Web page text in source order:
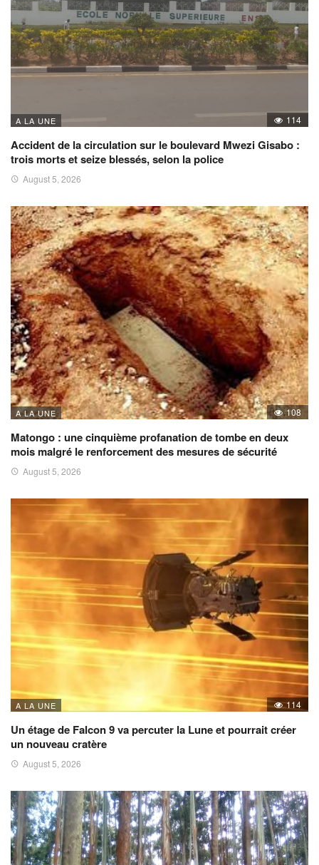
A LA UNE 114
Accident de la circulation sur le boulevard Mwezi Gisabo :
trois morts et seize blessés, selon la police
August 5, 2026
A LA UNE 108
Matongo : une cinquième profanation de tombe en deux
mois malgré le renforcement des mesures de sécurité
August 5, 2026
A LA UNE 114
Un étage de Falcon 9 va percuter la Lune et pourrait créer
un nouveau cratère
August 5, 2026